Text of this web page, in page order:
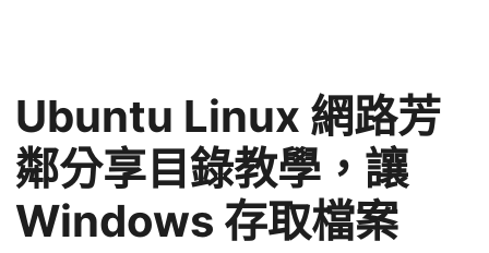
Ubuntu Linux 網路芳
鄰分享目錄教學，讓
Windows 存取檔案